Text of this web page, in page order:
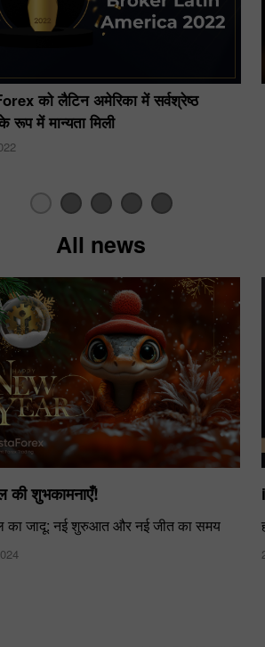
को लैटिन अमेरिका में सर्वश्रेष्ठ
रूप में मान्यता मिली
All news
की शुभकामनाएँ!
का जादू: नई शुरुआत और नई जीत का समय
30% बोनस
इंस्टा फोरेक्स क्लब बोनस